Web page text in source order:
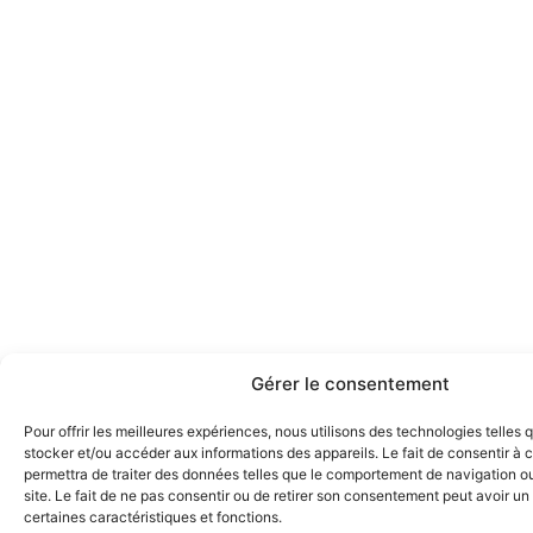
Gérer le consentement
Pour offrir les meilleures expériences, nous utilisons des technologies telles
stocker et/ou accéder aux informations des appareils. Le fait de consentir à
permettra de traiter des données telles que le comportement de navigation
site. Le fait de ne pas consentir ou de retirer son consentement peut avoir
certaines caractéristiques et fonctions.